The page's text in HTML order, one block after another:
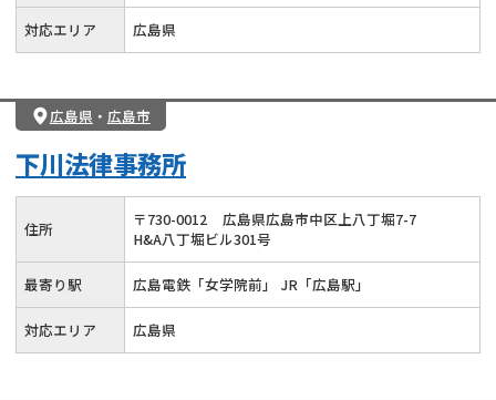
対応エリア 広島県
広島県 ・ 広島市
下川法律事務所
住所 〒730-0012
広島県広島市中区上八丁堀7-7
H&A八丁堀ビル301号
最寄り駅 広島電鉄「女学院前」 JR「広島駅」
対応エリア 広島県